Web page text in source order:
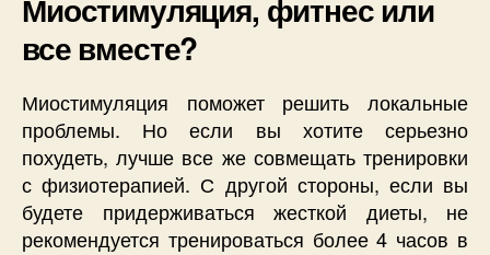
Миостимуляция, фитнес или
все вместе?
Миостимуляция поможет решить локальные
проблемы. Но если вы хотите серьезно
похудеть, лучше все же совмещать тренировки
с физиотерапией. С другой стороны, если вы
будете придерживаться жесткой диеты, не
рекомендуется тренироваться более 4 часов в